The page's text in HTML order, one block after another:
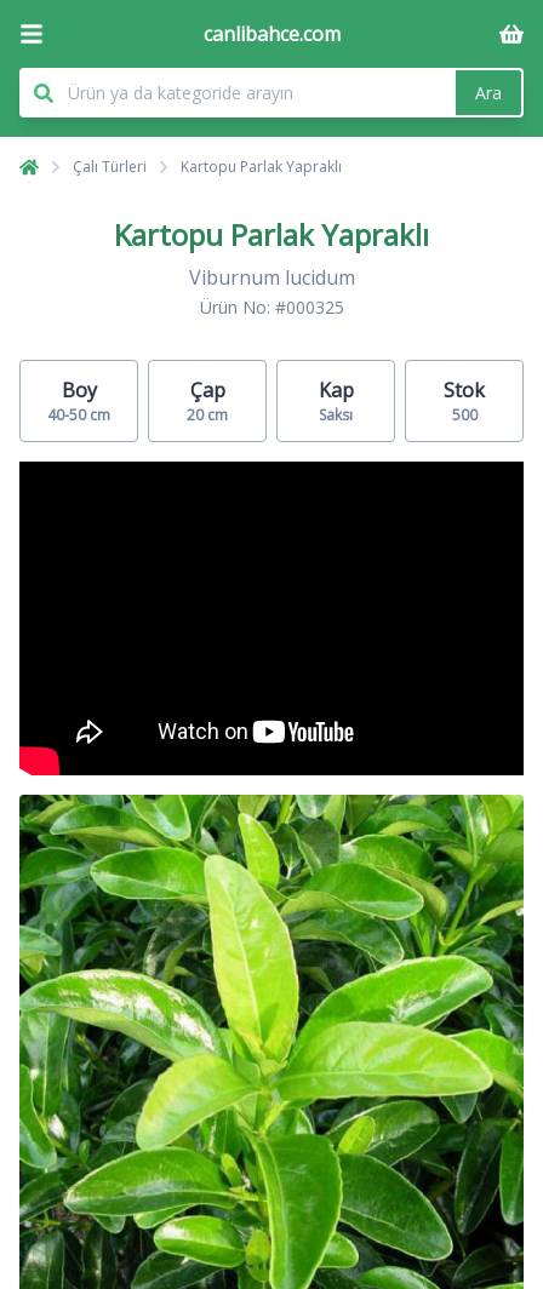
canlibahce.com
Ara
Çalı Türleri Kartopu Parlak Yapraklı
Kartopu Parlak Yapraklı
Viburnum lucidum
Ürün No: #000325
Boy
40-50 cm
Çap
20 cm
Kap
Saksı
Stok
500